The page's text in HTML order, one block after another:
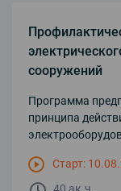
сооружений
Программа
принципа
Старт: